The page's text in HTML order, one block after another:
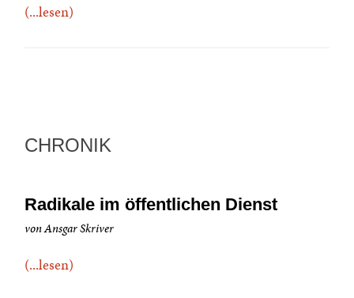
(...lesen)
CHRONIK
Radikale im öffentlichen Dienst
von Ansgar Skriver
(...lesen)